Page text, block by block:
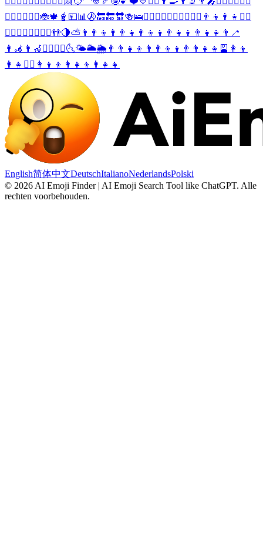
🏊‍♂️ 🤼‍♂️ 🤹‍♂️🐞🍁 🧋 💴📊 🚷🔙🔚🔛🍻🛌👨‍❤️‍💋‍👨 🤽‍♀️ 👩‍❤️‍💋‍👨 👨‍👦 👨‍👧 💁‍♂️
👮‍♂️ 👷‍♂️ 🏋️‍♂️ 🚵‍♂️👬🌗⛅ 👨‍👨‍👦 👨‍👨‍👧 👨‍👦‍👦 👨‍👧‍👦 👨‍👧‍👧 👨‍🦯
👨‍🦼 👨‍🦽 🧖‍♂️ 🧘‍♂️🌜🌤️🌥️🌦️ 👨‍👨‍👧‍👦 👨‍👨‍👦‍👦 👨‍👨‍👧‍👧 🎴 👩‍👦
👩‍👧 👯‍♂️ 👩‍👦‍👦 👩‍👧‍👦 👩‍👧‍👧
English简体中文DeutschItalianoNederlandsPolski
© 2026 AI Emoji Finder | AI Emoji Search Tool like ChatGPT. Alle
rechten voorbehouden.